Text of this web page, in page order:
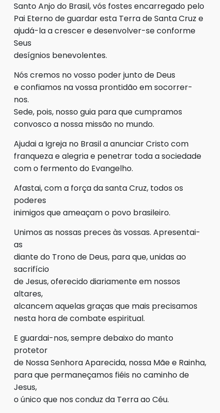
Santo Anjo do Brasil, vós fostes encarregado pelo
Pai Eterno de guardar esta Terra de Santa Cruz e
ajudá-la a crescer e desenvolver-se conforme
Seus
desígnios benevolentes.
Nós cremos no vosso poder junto de Deus
e confiamos na vossa prontidão em socorrer-
nos.
Sede, pois, nosso guia para que cumpramos
convosco a nossa missão no mundo.
Ajudai a Igreja no Brasil a anunciar Cristo com
franqueza e alegria e penetrar toda a sociedade
com o fermento do Evangelho.
Afastai, com a força da santa Cruz, todos os
poderes
inimigos que ameaçam o povo brasileiro.
Unimos as nossas preces às vossas. Apresentai-
as
diante do Trono de Deus, para que, unidas ao
sacrifício
de Jesus, oferecido diariamente em nossos
altares,
alcancem aquelas graças que mais precisamos
nesta hora de combate espiritual.
E guardai-nos, sempre debaixo do manto
protetor
de Nossa Senhora Aparecida, nossa Mãe e Rainha,
para que permaneçamos fiéis no caminho de
Jesus,
o único que nos conduz da Terra ao Céu.